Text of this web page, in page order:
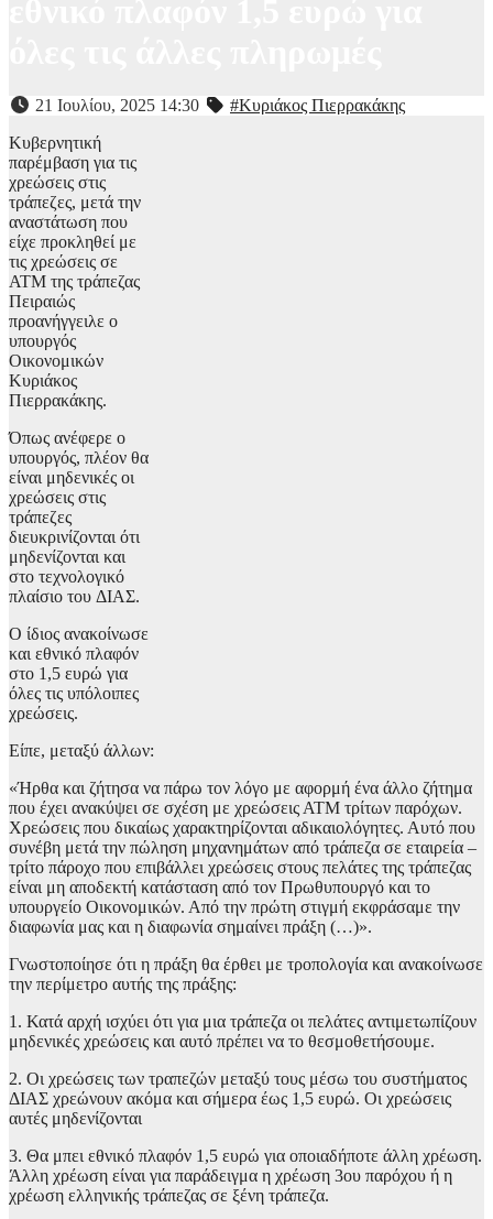
21 Ιουλίου, 2025 14:30
#Κυριάκος Πιερρακάκης
Κυβερνητική
παρέμβαση για τις
χρεώσεις στις
τράπεζες, μετά την
αναστάτωση που
είχε προκληθεί με
τις χρεώσεις σε
ΑΤΜ της τράπεζας
Πειραιώς
προανήγγειλε ο
υπουργός
Οικονομικών
Κυριάκος
Πιερρακάκης.
Όπως ανέφερε ο
υπουργός, πλέον θα
είναι μηδενικές οι
χρεώσεις στις
τράπεζες
διευκρινίζονται ότι
μηδενίζονται και
στο τεχνολογικό
πλαίσιο του ΔΙΑΣ.
Ο ίδιος ανακοίνωσε
και εθνικό πλαφόν
στο 1,5 ευρώ για
όλες τις υπόλοιπες
χρεώσεις.
Είπε, μεταξύ άλλων:
«Ήρθα και ζήτησα να πάρω τον λόγο με αφορμή ένα άλλο ζήτημα
που έχει ανακύψει σε σχέση με χρεώσεις ΑΤΜ τρίτων παρόχων.
Χρεώσεις που δικαίως χαρακτηρίζονται αδικαιολόγητες. Αυτό που
συνέβη μετά την πώληση μηχανημάτων από τράπεζα σε εταιρεία –
τρίτο πάροχο που επιβάλλει χρεώσεις στους πελάτες της τράπεζας
είναι μη αποδεκτή κατάσταση από τον Πρωθυπουργό και το
υπουργείο Οικονομικών. Από την πρώτη στιγμή εκφράσαμε την
διαφωνία μας και η διαφωνία σημαίνει πράξη (…)».
Γνωστοποίησε ότι η πράξη θα έρθει με τροπολογία και ανακοίνωσε
την περίμετρο αυτής της πράξης:
1. Κατά αρχή ισχύει ότι για μια τράπεζα οι πελάτες αντιμετωπίζουν
μηδενικές χρεώσεις και αυτό πρέπει να το θεσμοθετήσουμε.
2. Οι χρεώσεις των τραπεζών μεταξύ τους μέσω του συστήματος
ΔΙΑΣ χρεώνουν ακόμα και σήμερα έως 1,5 ευρώ. Οι χρεώσεις
αυτές μηδενίζονται
3. Θα μπει εθνικό πλαφόν 1,5 ευρώ για οποιαδήποτε άλλη χρέωση.
Άλλη χρέωση είναι για παράδειγμα η χρέωση 3ου παρόχου ή η
χρέωση ελληνικής τράπεζας σε ξένη τράπεζα.